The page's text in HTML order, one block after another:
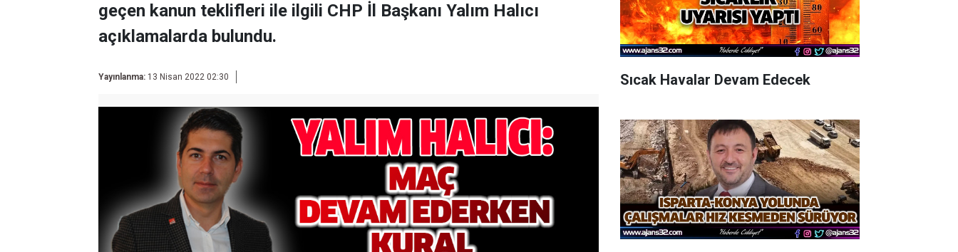
geçen kanun teklifleri ile ilgili CHP İl Başkanı Yalım Halıcı
açıklamalarda bulundu.
Yayınlanma: 13 Nisan 2022 02:30 Sıcak Havalar Devam Edecek